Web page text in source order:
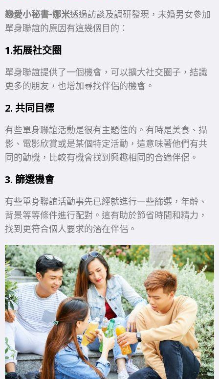
戀愛小秘書-娜米透過訪談及調研發現，未婚男女參加
單身聯誼的原因有這幾個目的：
1.拓展社交圈
單身聯誼提供了一個機會，可以擴大社交圈子，結識
更多的朋友，也增加尋找伴侶的機會。
2. 共同目標
有些單身聯誼活動是很有主題性的。有時是美食、攝
影、電影欣賞或是某個特定活動，這意味著他們有共
同的動機，比較有機會找到興趣相同的合適伴侶。
3. 篩選機會
有些單身聯誼活動事先已經就進行一些篩選，年齡、
背景等等條件進行配對。這有助於節省時間和精力，
找到更符合個人要求的潛在伴侶。